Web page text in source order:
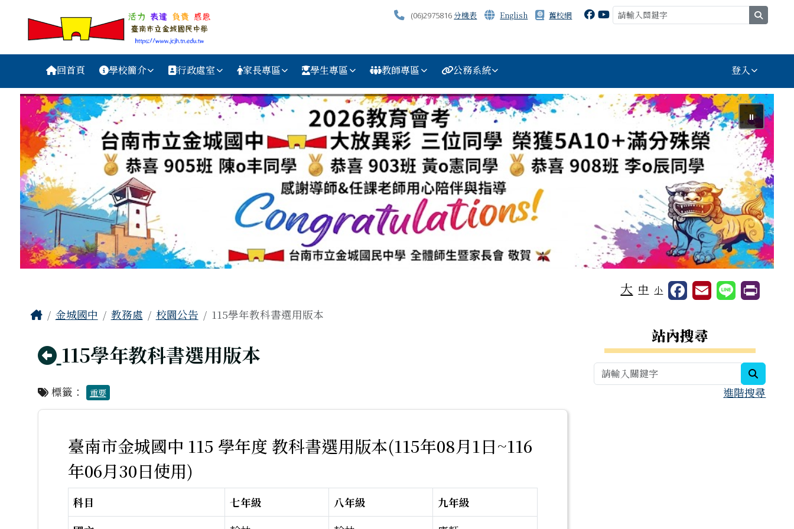
台南市金城國中資訊網 (06)2975816分機表 English 舊校網
導覽列回首頁 學校簡介 行政處室 家長專區 學生專區 教師專區 公務系統 登入
⏸
大 中 小
主內容區域
Home金城國中 教務處 校園公告 115學年教科書選用版本
回上頁
115學年教科書選用版本
標籤： 重要
臺南市金城國中 115 學年度 教科書選用版本(115年08月1日~116
年06月30日使用)
科目 七年級 八年級
九年級
右邊區域內容
站內搜尋
進階搜尋
頁尾區域